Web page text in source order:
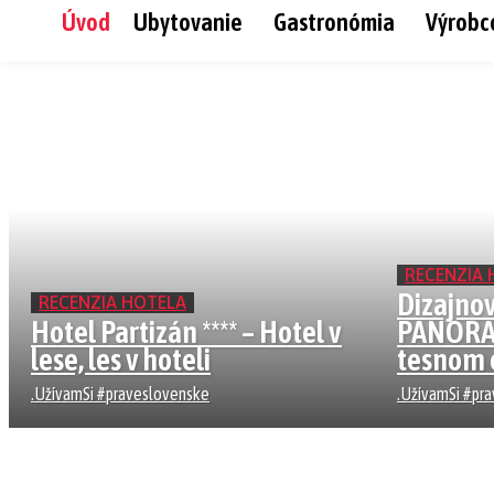
Úvod Ubytovanie Gastronómia
RECENZIA HOTELA
Hotel Partizán **** – Hotel v
lese, les v hoteli
.UžívamSi #praveslovenske
RECENZIA
tesnom
.UžívamSi